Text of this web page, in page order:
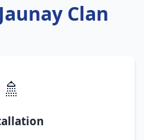
Clan
🚿